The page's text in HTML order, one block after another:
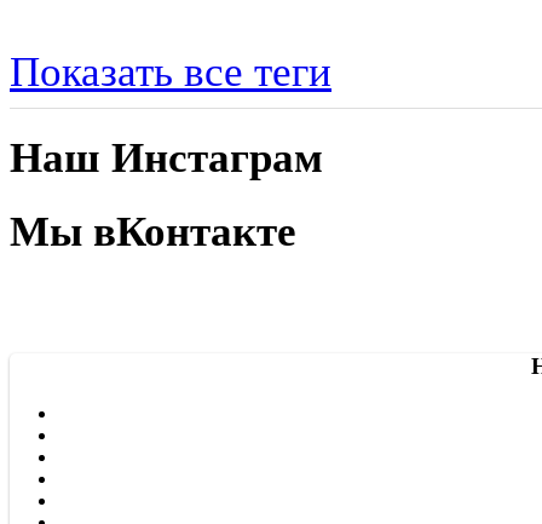
Показать все теги
Наш Инстаграм
Мы вКонтакте